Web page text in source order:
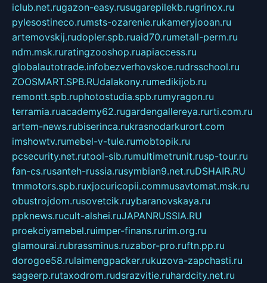
iclub.net.rugazon-easy.rusugarepilekb.rugrinox.ru
pylesostineco.rumsts-ozarenie.rukameryjooan.ru
artemovskij.rudopler.spb.ruaid70.rumetall-perm.ru
ndm.msk.ruratingzooshop.ruapiaccess.ru
globalautotrade.infobezverhovskoe.rudrsschool.ru
ZOOSMART.SPB.RUdalakony.rumedikijob.ru
remontt.spb.ruphotostudia.spb.rumyragon.ru
terramia.ruacademy62.rugardengallereya.rurti.com.ru
artem-news.rubiserinca.rukrasnodarkurort.com
imshowtv.rumebel-v-tule.rumobtopik.ru
pcsecurity.net.rutool-sib.rumultimetrunit.rusp-tour.ru
fan-cs.rusanteh-russia.rusymbian9.net.ruDSHAIR.RU
tmmotors.spb.ruxjocuricopii.commusavtomat.msk.ru
obustrojdom.rusovetcik.ruybaranovskaya.ru
ppknews.rucult-alshei.ruJAPANRUSSIA.RU
proekciyamebel.ruimper-finans.rurim.org.ru
glamourai.rubrassminus.ruzabor-pro.ruftn.pp.ru
dorogoe58.rulaimengpacker.rukuzova-zapchasti.ru
sageerp.rutaxodrom.rudsrazvitie.ruhardcity.net.ru